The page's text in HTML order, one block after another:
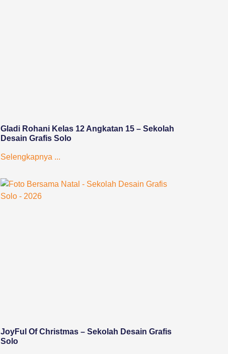
Gladi Rohani Kelas 12 Angkatan 15 – Sekolah
Desain Grafis Solo
Selengkapnya ...
JoyFul Of Christmas – Sekolah Desain Grafis
Solo